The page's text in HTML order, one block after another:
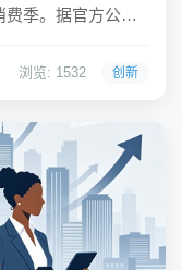
费季。据官方公布
、避暑、出行、观
浏览: 1532 创新